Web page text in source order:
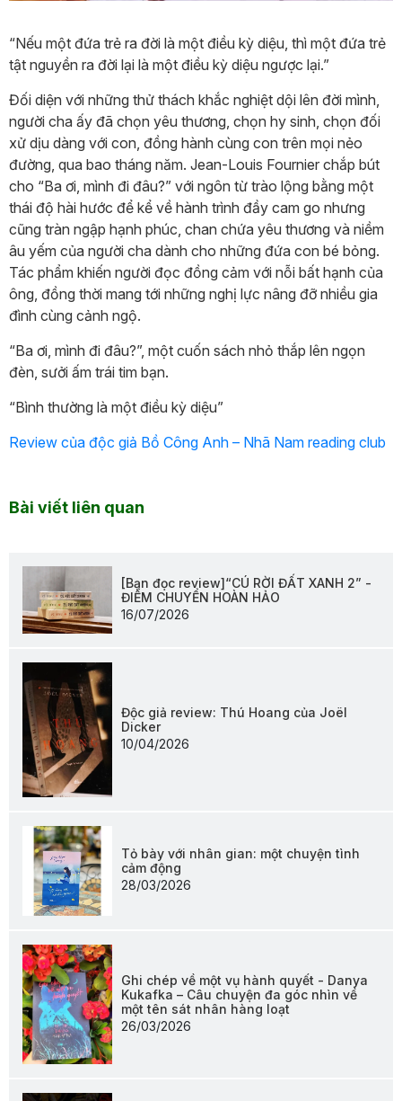
“Nếu một đứa trẻ ra đời là một điều kỳ diệu, thì một đứa trẻ
tật nguyền ra đời lại là một điều kỳ diệu ngược lại.”
Đối diện với những thử thách khắc nghiệt dội lên đời mình,
người cha ấy đã chọn yêu thương, chọn hy sinh, chọn đối
xử dịu dàng với con, đồng hành cùng con trên mọi nẻo
đường, qua bao tháng năm. Jean-Louis Fournier chắp bút
cho “Ba ơi, mình đi đâu?” với ngôn từ trào lộng bằng một
thái độ hài hước để kể về hành trình đầy cam go nhưng
cũng tràn ngập hạnh phúc, chan chứa yêu thương và niềm
âu yếm của người cha dành cho những đứa con bé bỏng.
Tác phẩm khiến người đọc đồng cảm với nỗi bất hạnh của
ông, đồng thời mang tới những nghị lực nâng đỡ nhiều gia
đình cùng cảnh ngộ.
“Ba ơi, mình đi đâu?”, một cuốn sách nhỏ thắp lên ngọn
đèn, sưởi ấm trái tim bạn.
“Bình thường là một điều kỳ diệu”
Review của độc giả Bồ Công Anh – Nhã Nam reading club
Bài viết liên quan
[Bạn đọc review]“CÚ RỜI ĐẤT XANH 2” -
ĐIỂM CHUYỂN HOÀN HẢO
16/07/2026
Độc giả review: Thú Hoang của Joël
Dicker
10/04/2026
Tỏ bày với nhân gian: một chuyện tình
cảm động
28/03/2026
Ghi chép về một vụ hành quyết - Danya
Kukafka – Câu chuyện đa góc nhìn về
một tên sát nhân hàng loạt
26/03/2026